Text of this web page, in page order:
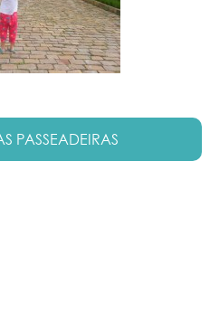
PASSEADEIRAS